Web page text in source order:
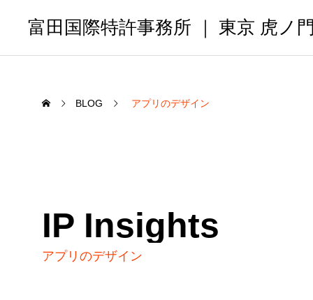
富田国際特許事務所 ｜ 東京 虎ノ門
BLOG アプリのデザイン
IP Insights
アプリのデザイン